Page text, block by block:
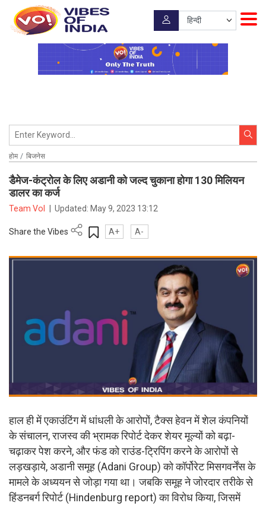
होम बिजनेस
डैमेज-कंट्रोल के लिए अडानी को जल्द चुकाना होगा 130 मिलियन
डालर का कर्ज
Team VoI Updated: May 9, 2023 13:12
Share the Vibes A+ A-
हाल ही में एकाउंटिंग में धांधली के आरोपों, टैक्स हेवन में शेल कंपनियों
के संचालन, राजस्व की भ्रामक रिपोर्ट देकर शेयर मूल्यों को बढ़ा-
चढ़ाकर पेश करने, और फंड को राउंड-ट्रिपिंग करने के आरोपों से
लड़खड़ाये, अडानी समूह (Adani Group) को कॉर्पोरेट मिसगवर्नेंस के
मामले के अध्ययन से जोड़ा गया था। जबकि समूह ने जोरदार तरीके से
हिंडनबर्ग रिपोर्ट (Hindenburg report) का विरोध किया, जिसमें